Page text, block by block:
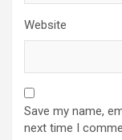
Website
Save my name,
next time I